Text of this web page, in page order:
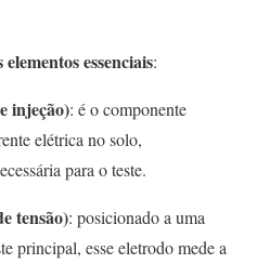
elementos essenciais:
injeção): é o componente
elétrica no solo,
para o teste.
tensão): posicionado a uma
principal, esse eletrodo mede a